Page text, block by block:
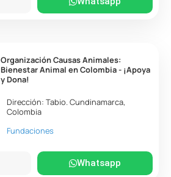
Organización Causas Animales:
Bienestar Animal en Colombia - ¡Apoya
y Dona!
Dirección:Tabio.Cundinamarca,
Colombia
Fundaciones
Whatsapp